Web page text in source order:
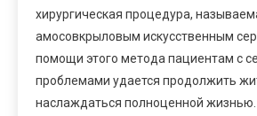
хирургическая процедура,
амосовкрыловым искусственным
помощи этого метода пациентам с
проблемами удается продолжить
наслаждаться полноценной